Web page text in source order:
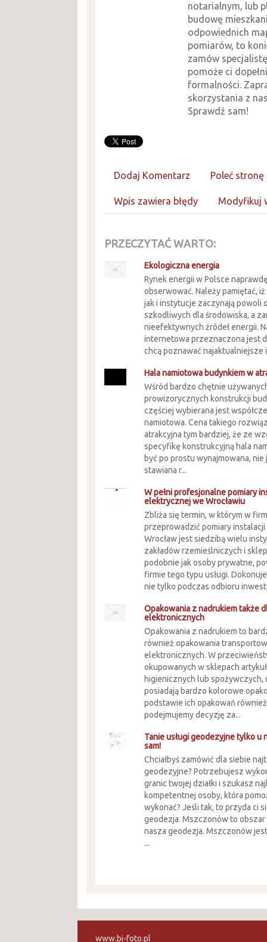
notarialnym, lub
budowę
odpowiednich
pomiarów, to
zamów
pomoże ci
formalności.
skorzystania z
Sprawdź sam!
Dodaj Komentarz Poleć stronę
Wpis zawiera błędy Modyfikuj
PRZECZYTAĆ WARTO:
Ekologiczna energia
Rynek energii w Polsce
obserwować. Należy pamiętać,
jak i instytucje zaczynają powoli
szkodliwych dla środowiska, a
nieefektywnych źródeł energii.
internetowa przeznaczona jest
chcą poznawać najaktualniejsze
Hala namiotowa budynkiem w
Wśród bardzo chętnie
prowizorycznych konstrukcji
częściej wybierana jest
namiotowa. Cena takiego
atrakcyjna tym bardziej, że ze
specyfikę konstrukcyjną hala
być po prostu wynajmowana,
stawiana r...
W pełni profesjonalne pomiary
elektrycznej we Wrocławiu
Zbliża się termin, w którym w
przeprowadzić pomiary
Wrocław jest siedzibą wielu
zakładów rzemieślniczych i
podobnie jak osoby prywatne,
firmie tego typu usługi.
nie tylko podczas odbioru
Opakowania z nadrukiem także
elektronicznych
Opakowania z nadrukiem to
również opakowania
elektronicznych. W
okupowanych w sklepach
higienicznych lub spożywczych,
posiadają bardzo kolorowe
podstawie ich opakowań
podejmujemy decyzję za...
Tanie usługi geodezyjne tylko u
sam!
Chciałbyś zamówić dla siebie
geodezyjne? Potrzebujesz
granic twojej działki i szukasz
kompetentnej osoby, która
wykonać? Jeśli tak, to przyda ci
geodezja. Mszczonów to obszar
nasza geodezja. Mszczonów
...
www.bi-foto.pl